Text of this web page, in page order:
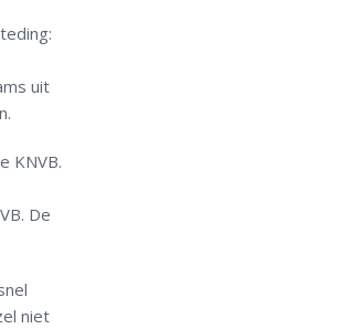
uit
KNVB.
De
niet